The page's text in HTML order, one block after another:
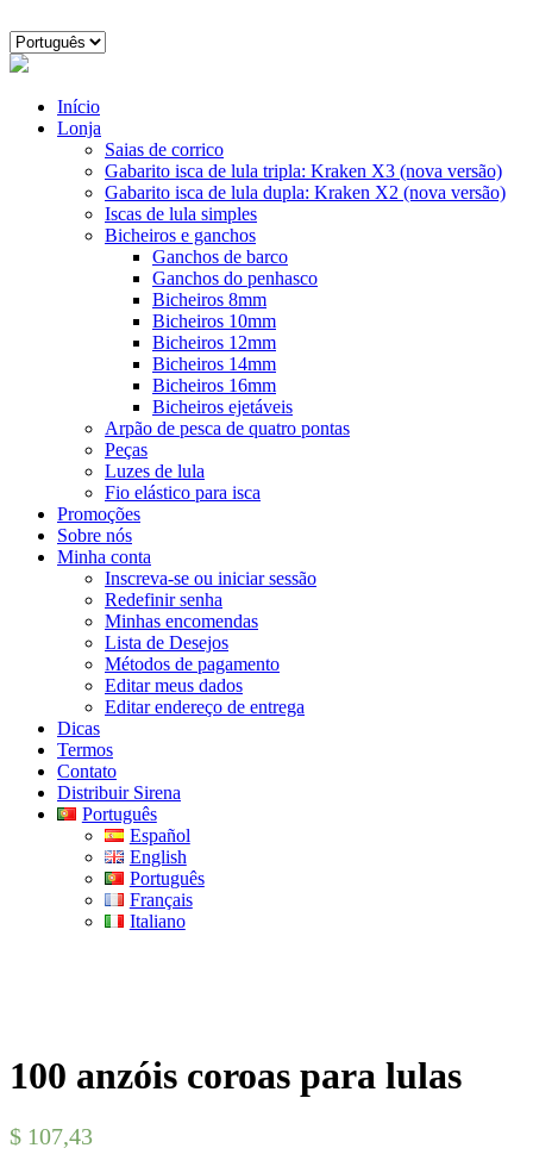
to
content
Fabricamos
melhores
iscas
Escolha
um
Início
Lonja
Saias de corrico
Gabarito isca de lula tripla: Kraken X3 (nova versão)
Gabarito isca de lula dupla: Kraken X2 (nova versão)
Iscas de lula simples
Bicheiros e ganchos
Ganchos de barco
Ganchos do penhasco
Bicheiros 8mm
Bicheiros 10mm
Bicheiros 12mm
Bicheiros 14mm
Bicheiros 16mm
Bicheiros ejetáveis
Arpão de pesca de quatro pontas
Peças
Luzes de lula
Fio elástico para isca
Promoções
Sobre nós
Minha conta
Inscreva-se ou iniciar sessão
Redefinir senha
Minhas encomendas
Lista de Desejos
Métodos de pagamento
Editar meus dados
Editar endereço de entrega
Dicas
Termos
Contato
Distribuir Sirena
Português
Español
English
Português
Français
Italiano
100 anzóis coroas para lulas
$ 107,43